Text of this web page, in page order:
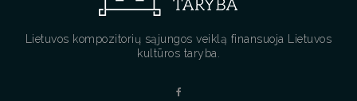
Lietuvos kompozitorių sąjungos veiklą finansuoja Lietuvos
kultūros taryba.